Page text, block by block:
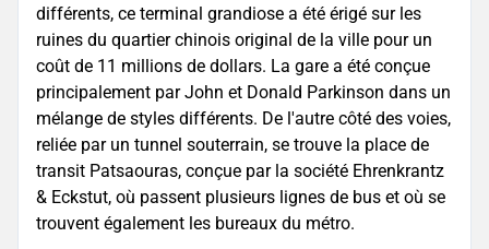
différents, ce terminal grandiose a été érigé sur les
ruines du quartier chinois original de la ville pour un
coût de 11 millions de dollars. La gare a été conçue
principalement par John et Donald Parkinson dans un
mélange de styles différents. De l'autre côté des voies,
reliée par un tunnel souterrain, se trouve la place de
transit Patsaouras, conçue par la société Ehrenkrantz
& Eckstut, où passent plusieurs lignes de bus et où se
trouvent également les bureaux du métro.